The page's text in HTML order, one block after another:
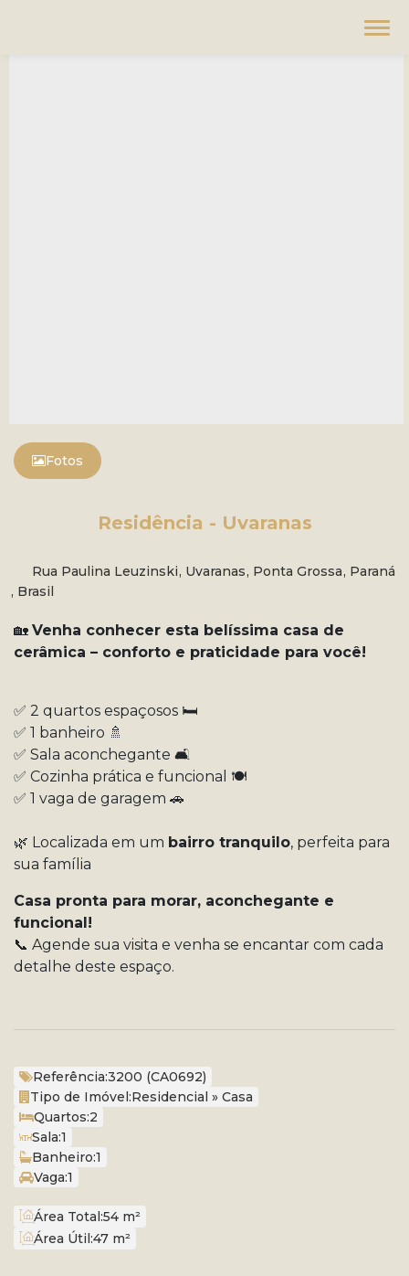
Fotos
Residência - Uvaranas
Rua Paulina Leuzinski, Uvaranas, Ponta Grossa, Paraná
, Brasil
🏡 Venha conhecer esta belíssima casa de
cerâmica – conforto e praticidade para você!
✅ 2 quartos espaçosos 🛏️
✅ 1 banheiro 🚿
✅ Sala aconchegante 🛋️
✅ Cozinha prática e funcional 🍽️
✅ 1 vaga de garagem 🚗
🌿 Localizada em um bairro tranquilo, perfeita para
sua família
Casa pronta para morar, aconchegante e
funcional!
📞 Agende sua visita e venha se encantar com cada
detalhe deste espaço.
Referência:3200 (CA0692)
Tipo de Imóvel:Residencial » Casa
Quartos:2
Sala:1
Banheiro:1
Vaga:1
Área Total:54 m²
Área Útil:47 m²